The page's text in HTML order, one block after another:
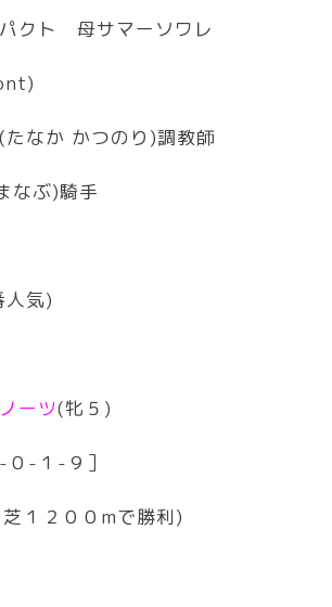
クト 母サマーソワレ
なか かつのり)調教師
なぶ)騎手
気)
ーツ(牝５)
０-１-９］
１２００mで勝利)